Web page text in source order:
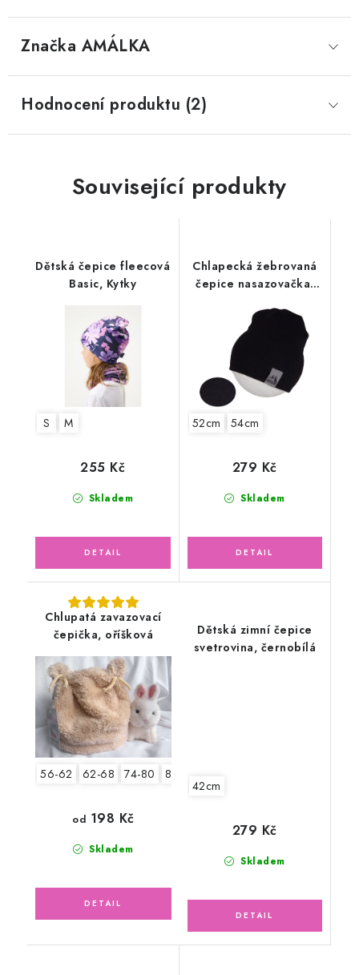
Značka AMÁLKA
Hodnocení produktu (2)
Související produkty
Dětská čepice fleecová
Basic, Kytky
S M
Skladem
255 Kč
Chlapecká žebrovaná
čepice nasazovačka,
52cm 54cm
Skladem
279 Kč
Chlupatá zavazovací
čepička, oříšková
56-62 62-68 74-80 80-86
Skladem
od 198 Kč
Dětská zimní čepice
svetrovina, černobílá
42cm
Skladem
279 Kč